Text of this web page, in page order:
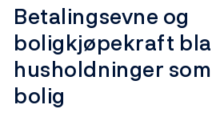
Betalingsevne og
boligkjøpekraft
husholdninger
bolig